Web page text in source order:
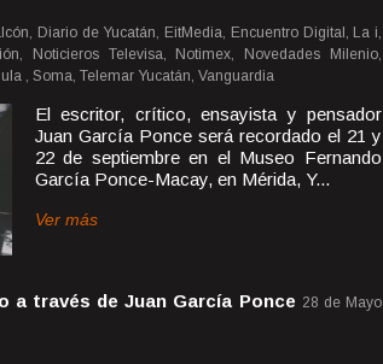
Diario de Yucatán, EitMedia, Encuentro Digital, La i,
Noticieros Televisa, Notimex, Novedades Milenio,
, Soma, Telemar Yucatán, Vanguardia
El escritor, crítico, ensayista y pensador
Juan García Ponce será recordado el 21 y
22 de septiembre en el Museo Fernando
García Ponce-Macay, en Mérida, Y...
Ver más
a través de Juan García Ponce 28 de Mayo